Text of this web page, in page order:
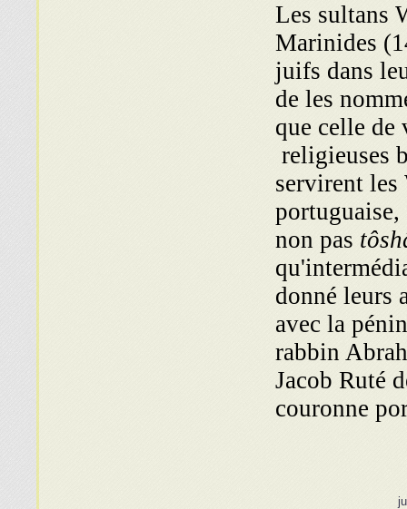
Les sultans
Marinides
juifs dans
de les
que celle
religieuses
servirent les
non pas
donné leurs
avec la
rabbin
Jacob Ruté
couronne